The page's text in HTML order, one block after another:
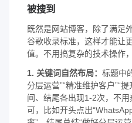
被搜到
既然是网站博客，除了满足
谷歌收录标准，这样才能让
值。不用搞复杂的技术操作
1. 关键词自然布局： 标题中
分层运营”“精准维护客户”“
间、结尾各出现1-2次，不
可，比如开头点出